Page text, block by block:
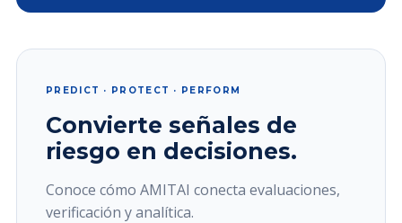
PREDICT · PROTECT · PERFORM
Convierte señales de
riesgo en decisiones.
Conoce cómo AMITAI conecta evaluaciones,
verificación y analítica.